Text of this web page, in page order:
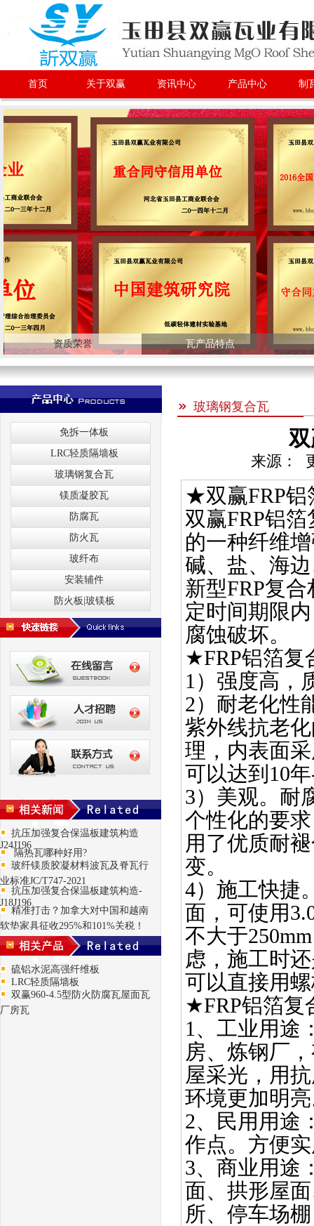
首页 关于双赢 资讯中心 产品中心 制
资质荣誉 瓦产品特点
免拆一体板
LRC轻质隔墙板
玻璃钢复合瓦
镁质凝胶瓦
防腐瓦
防火瓦
玻纤布
安装辅件
防火板|玻镁板
抗压加强复合保温板建筑构造
J24J196
隔热瓦哪种好用?
玻纤镁质胶凝材料波瓦及脊瓦行
业标准JC/T747-2021
抗压加强复合保温板建筑构造-
J18J196
精准打击？加拿大对中国和越南
软垫家具征收295%和101%关税！
硫铝水泥高强纤维板
LRC轻质隔墙板
双赢960-4.5型防火防腐瓦屋面瓦
厂房瓦
玻璃钢复合瓦
来源：
★双赢FRP铝
双赢FRP铝
的一种纤维
碱、盐、海
新型FRP复
定时间期限
腐蚀破坏。
★FRP铝箔复
1）强度高，
2）耐老化性
紫外线抗老
理，内表面
可以达到10
3）美观。耐
个性化的要
用了优质耐
变。
4）施工快捷
面，可使用
不大于
虑，施工时
可以直接用
★FRP铝箔复
1、工业用途
房、炼钢厂
屋采光，用
环境更加明
2、民用用途
作点。方便
3、商业用途
面、拱形屋
所、停车场棚